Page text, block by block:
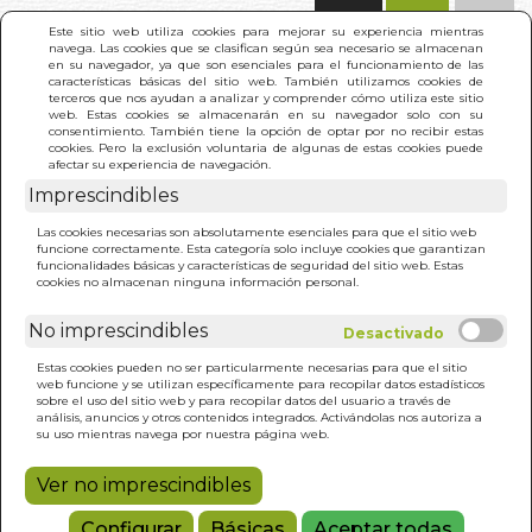
Este sitio web utiliza cookies para mejorar su experiencia mientras
navega. Las cookies que se clasifican según sea necesario se almacenan
en su navegador, ya que son esenciales para el funcionamiento de las
características básicas del sitio web. También utilizamos cookies de
terceros que nos ayudan a analizar y comprender cómo utiliza este sitio
web. Estas cookies se almacenarán en su navegador solo con su
consentimiento. También tiene la opción de optar por no recibir estas
cookies. Pero la exclusión voluntaria de algunas de estas cookies puede
afectar su experiencia de navegación.
Imprescindibles
Las cookies necesarias son absolutamente esenciales para que el sitio web
funcione correctamente. Esta categoría solo incluye cookies que garantizan
funcionalidades básicas y características de seguridad del sitio web. Estas
cookies no almacenan ninguna información personal.
No imprescindibles
Estas cookies pueden no ser particularmente necesarias para que el sitio
web funcione y se utilizan específicamente para recopilar datos estadísticos
sobre el uso del sitio web y para recopilar datos del usuario a través de
análisis, anuncios y otros contenidos integrados. Activándolas nos autoriza a
su uso mientras navega por nuestra página web.
Ver no imprescindibles
INICIO > RESULTADO BÚSQUEDA
Estos son los resultados de tu búsqueda:
ciceron
SOBRE LA REPUBLICA
10,00€